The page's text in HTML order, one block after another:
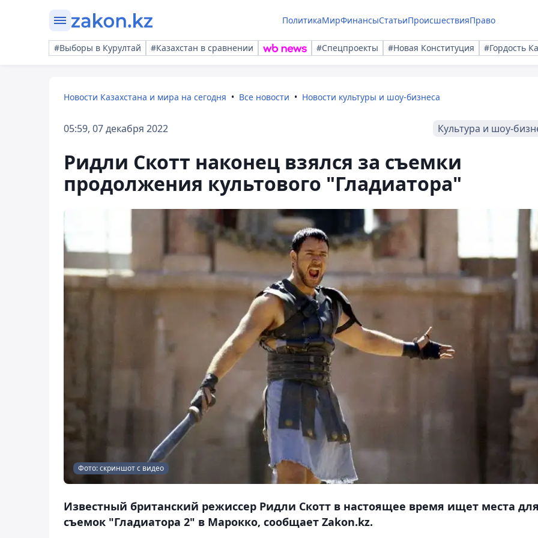
ПолитикаМирФинансыСтатьиПроисшествияПраво
#Выборы в Курултай #Казахстан в сравнении #Спецпроекты #Новая Конституция #Гордость
Новости Казахстана и мира на сегодня Все новости Новости культуры и шоу-бизнеса
05:59, 07 декабря 2022 Культура и шоу-
Ридли Скотт наконец взялся за съемки
продолжения культового "Гладиатора"
Фото: скриншот с видео
Известный британский режиссер Ридли Скотт в настоящее время ищет места
съемок "Гладиатора 2" в Марокко, сообщает Zakon.kz.